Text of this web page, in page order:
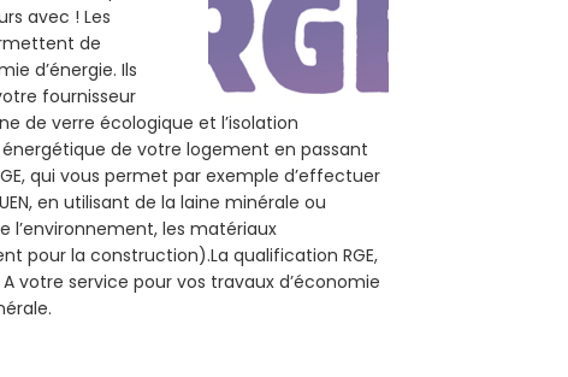
avec ! Les
de
d’énergie. Ils
fournisseur
de verre écologique et l’isolation
de votre logement en passant
qui vous permet par exemple d’effectuer
en utilisant de la laine minérale ou
l’environnement, les matériaux
pour la construction).La qualification RGE,
votre service pour vos travaux d’économie